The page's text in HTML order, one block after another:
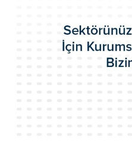
Üyelik
Eski Yönetim
ZTSO
Faaliyet
ZTSO Dış
ZTSO